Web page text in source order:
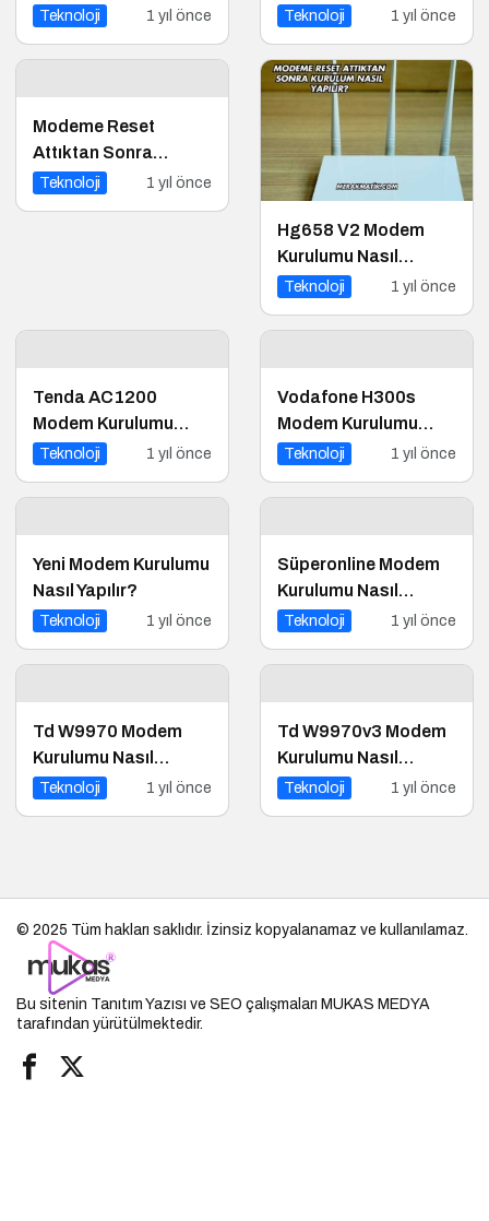
Yapılır?
Teknoloji 1 yıl önce
Yapılır?
Teknoloji 1 yıl önce
Modeme Reset
Attıktan Sonra
Kurulum Nasıl Yapılır?
Teknoloji 1 yıl önce
Hg658 V2 Modem
Kurulumu Nasıl
Yapılır?
Teknoloji 1 yıl önce
Tenda AC1200
Modem Kurulumu
Nasıl Yapılır?
Teknoloji 1 yıl önce
Vodafone H300s
Modem Kurulumu
Nasıl Yapılır?
Teknoloji 1 yıl önce
Yeni Modem Kurulumu
Nasıl Yapılır?
Teknoloji 1 yıl önce
Süperonline Modem
Kurulumu Nasıl
Yapılır?
Teknoloji 1 yıl önce
Td W9970 Modem
Kurulumu Nasıl
Yapılır?
Teknoloji 1 yıl önce
Td W9970v3 Modem
Kurulumu Nasıl
Yapılır?
Teknoloji 1 yıl önce
© 2025 Tüm hakları saklıdır. İzinsiz kopyalanamaz ve kullanılamaz.
Bu sitenin Tanıtım Yazısı ve SEO çalışmaları MUKAS MEDYA
tarafından yürütülmektedir.